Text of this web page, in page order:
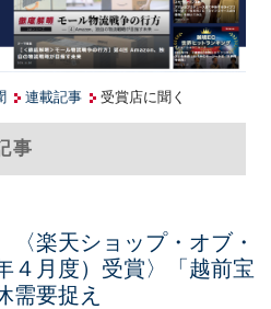
連載記事 受賞店に聞く
事
楽天ショップ・オブ・
４月度）受賞〉「越前宝
需要捉え